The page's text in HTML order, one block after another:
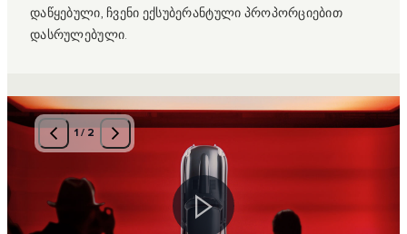
დაწყებული, ჩვენი ექსუბერანტული პროპორციებით
დასრულებული.
1/2